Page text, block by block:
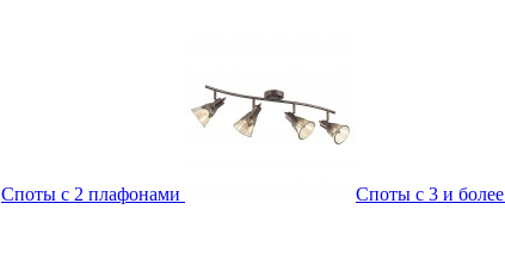
Споты с 2 плафонами
Споты с 3 и